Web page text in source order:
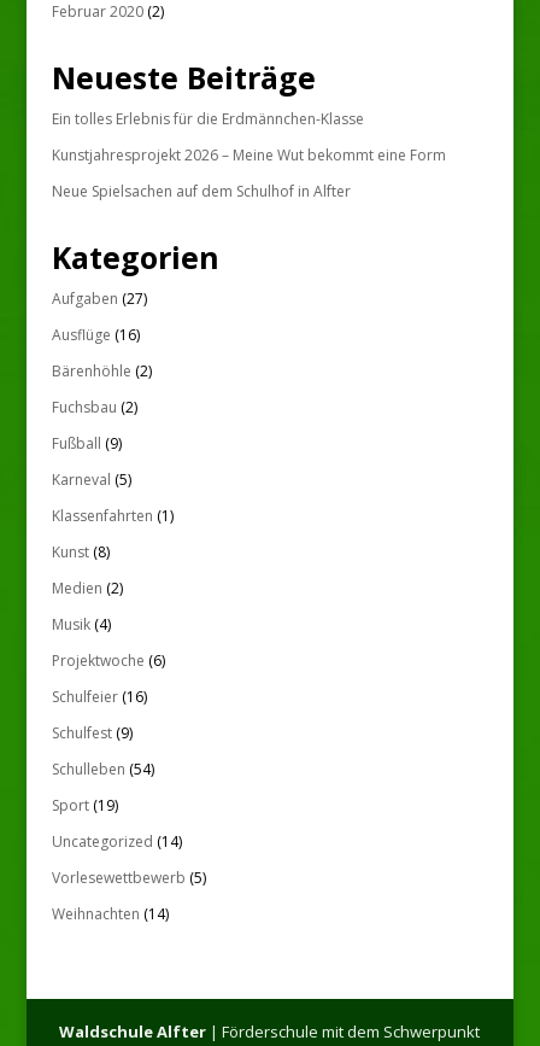
Februar 2020(2)
Neueste Beiträge
Ein tolles Erlebnis für die Erdmännchen-Klasse
Kunstjahresprojekt 2026 – Meine Wut bekommt eine Form
Neue Spielsachen auf dem Schulhof in Alfter
Kategorien
Aufgaben (27)
Ausflüge (16)
Bärenhöhle (2)
Fuchsbau (2)
Fußball (9)
Karneval (5)
Klassenfahrten (1)
Kunst(8)
Medien (2)
Musik(4)
Projektwoche (6)
Schulfeier(16)
Schulfest(9)
Schulleben (54)
Sport(19)
Uncategorized (14)
Vorlesewettbewerb (5)
Weihnachten (14)
Waldschule Alfter | Förderschule mit dem Schwerpunkt